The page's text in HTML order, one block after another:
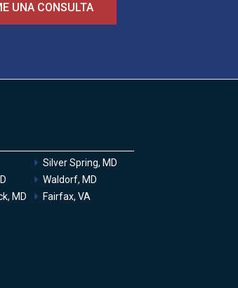
UNA CONSULTA
MD
Silver Spring, MD
Waldorf, MD
Fairfax, VA